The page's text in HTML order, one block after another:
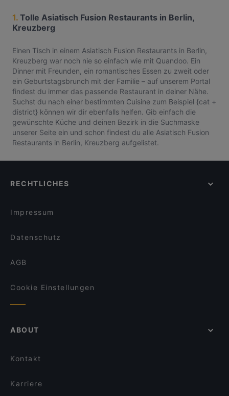
1. Tolle Asiatisch Fusion Restaurants in Berlin,
Kreuzberg
Einen Tisch in einem Asiatisch Fusion Restaurants in Berlin,
Kreuzberg war noch nie so einfach wie mit Quandoo. Ein
Dinner mit Freunden, ein romantisches Essen zu zweit oder
ein Geburtstagsbrunch mit der Familie – auf unserem Portal
findest du immer das passende Restaurant in deiner Nähe.
Suchst du nach einer bestimmten Cuisine zum Beispiel {cat +
district} können wir dir ebenfalls helfen. Gib einfach die
gewünschte Küche und deinen Bezirk in die Suchmaske
unserer Seite ein und schon findest du alle Asiatisch Fusion
Restaurants in Berlin, Kreuzberg aufgelistet.
RECHTLICHES
Impressum
Datenschutz
AGB
Cookie Einstellungen
ABOUT
Kontakt
Karriere